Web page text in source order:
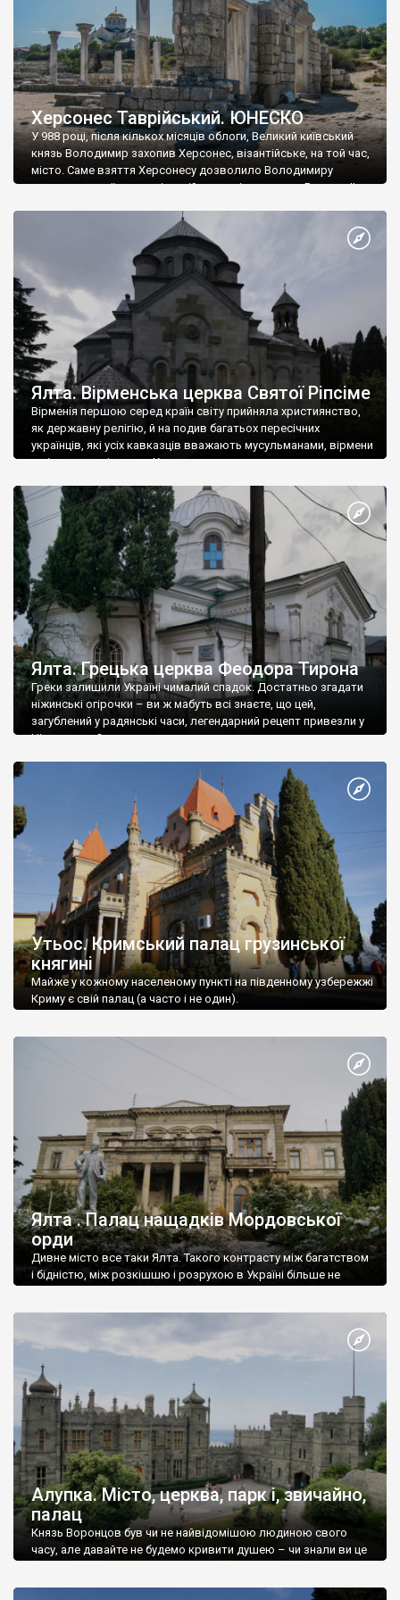
Херсонес Таврійський. ЮНЕСКО
У 988 році, після кількох місяців облоги, Великий київський
князь Володимир захопив Херсонес, візантійське, на той час,
місто. Саме взяття Херсонесу дозволило Володимиру
диктувати свої умови візантійському імператору Василю ІІ, та
Херсонесі Володимир-язичник, став Василем-християнином.
А потім було Хрещення Русі. На честь Херсонесу Таврійського
Ялта. Вірменська церква Святої Ріпсіме
Вірменія першою серед країн світу прийняла християнство,
як державну релігію, й на подив багатьох пересічних
українців, які усіх кавказців вважають мусульманами, вірмени
є відданими вірянами Христа
Ялта. Грецька церква Феодора Тирона
Греки залишили Україні чималий спадок. Достатньо згадати
ніжинські огірочки – ви ж мабуть всі знаєте, що цей,
загублений у радянські часи, легендарний рецепт привезли у
Ніжин греки?
Утьос. Кримський палац грузинської
княгині
Майже у кожному населеному пункті на південному узбережжі
Криму є свій палац (а часто і не один).
Ялта . Палац нащадків Мордовської
орди
Дивне місто все таки Ялта. Такого контрасту між багатством
і бідністю, між розкішшю і розрухою в Україні більше не
Алупка. Місто, церква, парк і, звичайно,
палац
Князь Воронцов був чи не найвідомішою людиною свого
часу, але давайте не будемо кривити душею – чи знали ви це